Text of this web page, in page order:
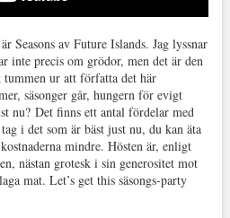
Seasons av Future Islands. Jag lyssnar
inte precis om grödor, men det är den
ur att författa det här
säsonger går, hungern för evigt
nu? Det finns ett antal fördelar med
i det som är bäst just nu, du kan äta
mindre. Hösten är, enligt
nästan grotesk i sin generositet mot
mat. Let’s get this säsongs-party